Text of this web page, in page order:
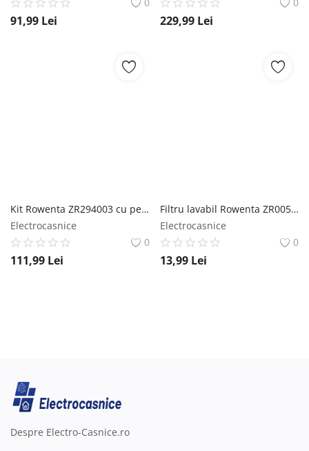
0
91,99 Lei
0
229,99 Lei
Kit Rowenta ZR294003 cu perie centrala si periuta de curatat compatibil cu aspiratoarele robot Rowenta X-Plorer 220 220+ 240 AI 240 AI+ seriile R rowenta
Electrocasnice
0
111,99 Lei
Filtru lavabil Rowenta ZR005203 compatibil cu gama de aspiratoare verticale Rowenta Dual Force 2 in 1 seriile RH67xx rowenta
Electrocasnice
0
13,99 Lei
Despre Electro-Casnice.ro